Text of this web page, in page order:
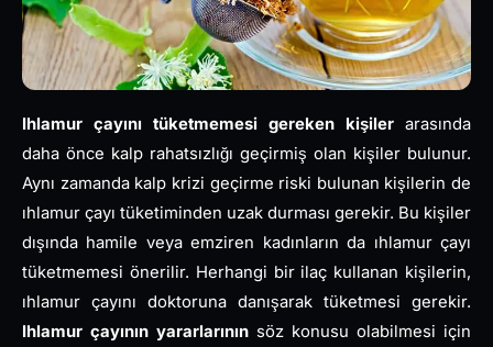
Ihlamur çayını tüketmemesi gereken kişiler arasında
daha önce kalp rahatsızlığı geçirmiş olan kişiler bulunur.
Aynı zamanda kalp krizi geçirme riski bulunan kişilerin de
ıhlamur çayı tüketiminden uzak durması gerekir. Bu kişiler
dışında hamile veya emziren kadınların da ıhlamur çayı
tüketmemesi önerilir. Herhangi bir ilaç kullanan kişilerin,
ıhlamur çayını doktoruna danışarak tüketmesi gerekir.
Ihlamur çayının yararlarının söz konusu olabilmesi için